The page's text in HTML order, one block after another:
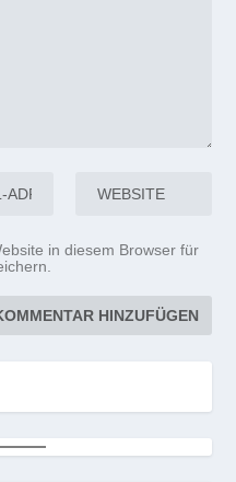
in diesem Browser für